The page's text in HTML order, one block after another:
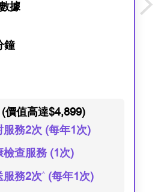
據
鐘
(價值高達$4,899)
服務2次 (每年1次)
檢查服務 (1次)
服務2次^ (每年1次)